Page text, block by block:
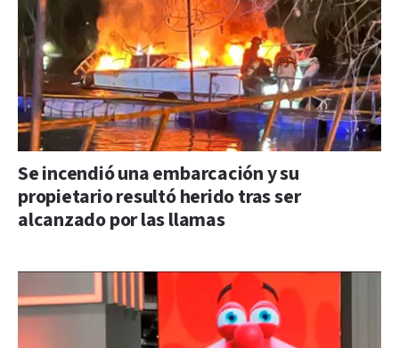
Se incendió una embarcación y su
propietario resultó herido tras ser
alcanzado por las llamas